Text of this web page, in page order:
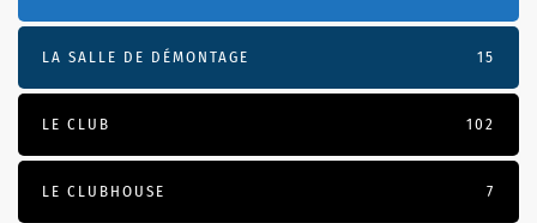
LA SALLE DE DÉMONTAGE 15
LE CLUB 102
LE CLUBHOUSE 7